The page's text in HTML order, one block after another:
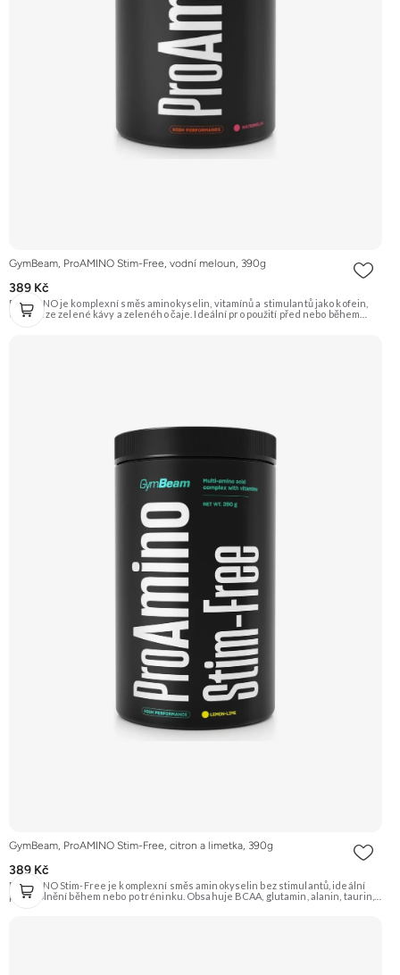
GymBeam, ProAMINO Stim-Free, vodní meloun, 390g
389 Kč
ProAMINO je komplexní směs aminokyselin, vitamínů a stimulantů jako kofein,
extrakt ze zelené kávy a zeleného čaje. Ideální pro použití před nebo během
GymBeam, ProAMINO Stim-Free, citron a limetka, 390g
389 Kč
ProAMINO Stim-Free je komplexní směs aminokyselin bez stimulantů, ideální
pro doplnění během nebo po tréninku. Obsahuje BCAA, glutamin, alanin, taurin,